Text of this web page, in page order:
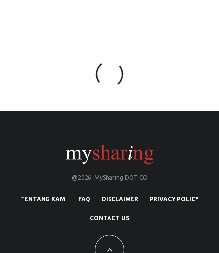
@2026: MySharing DOT CO
TENTANG KAMI FAQ DISCLAIMER PRIVACY POLICY
CONTACT US